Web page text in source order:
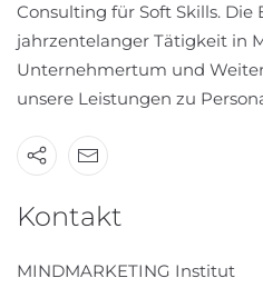
Consulting für Soft Skills. Die
jahrzentelanger Tätigkeit in
Unternehmertum und
unsere Leistungen zu
Kontakt
MINDMARKETING Institut